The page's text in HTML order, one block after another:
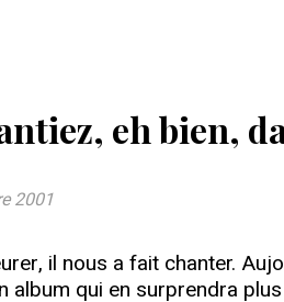
eh bien,
2001
il nous a fait chanter.
album qui en surprendra